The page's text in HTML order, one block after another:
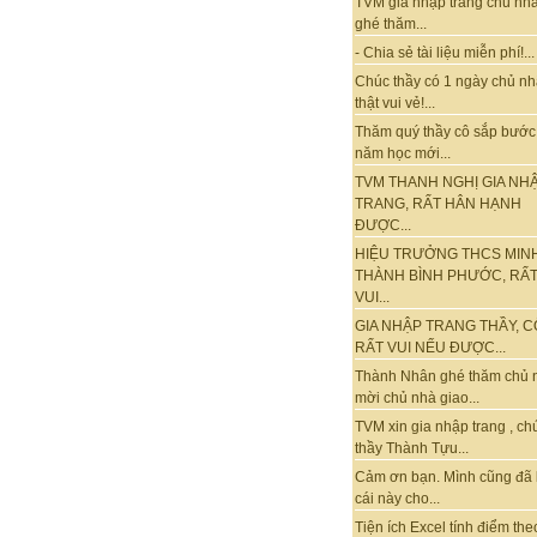
ghé thăm...
- Chia sẻ tài liệu miễn phí!...
Chúc thầy có 1 ngày chủ
thật vui vẻ!...
Thăm quý thầy cô sắp
năm học mới...
TVM THANH NGHỊ GIA
TRANG, RẤT HÂN HẠNH
ĐƯỢC...
HIỆU TRƯỞNG THCS
THÀNH BÌNH PHƯỚC, RẤT
VUI...
GIA NHẬP TRANG THẦY,
RẤT VUI NẾU ĐƯỢC...
Thành Nhân ghé thăm chủ
mời chủ nhà giao...
TVM xin gia nhập trang ,
thầy Thành Tựu...
Cảm ơn bạn. Mình cũng đã
cái này cho...
Tiện ích Excel tính điểm